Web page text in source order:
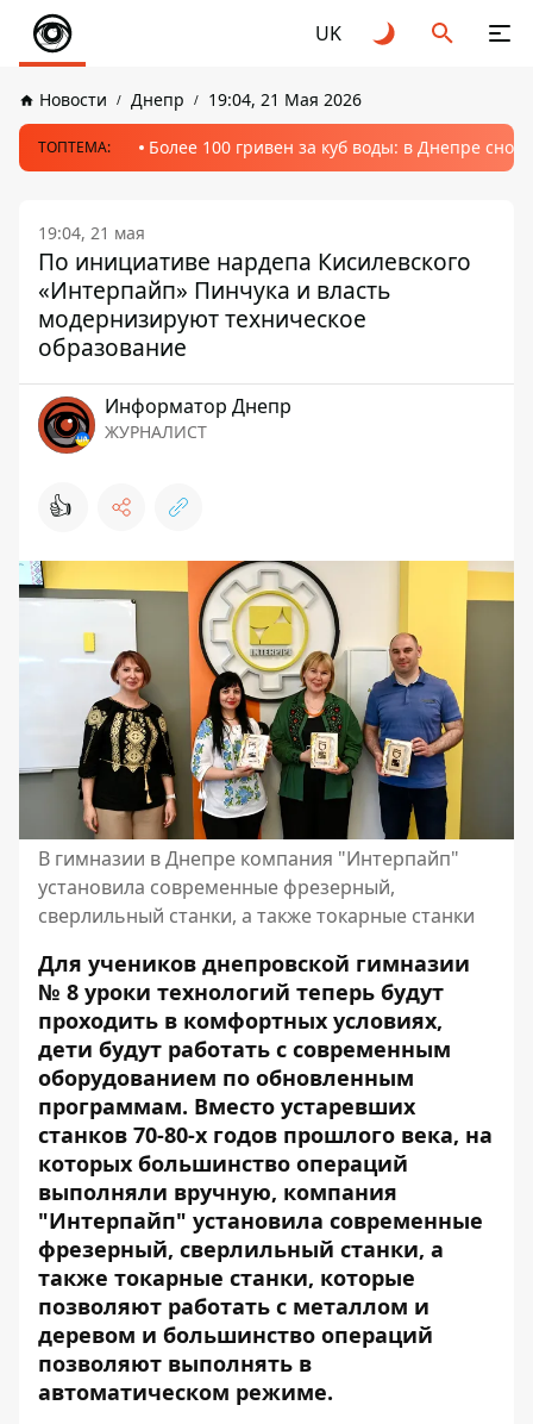
UK
Новости Днепр 19:04, 21 Мая 2026
ТОПТЕМА: Более 100 гривен за куб воды: в Днепре
19:04, 21 мая
По инициативе нардепа Кисилевского
«Интерпайп» Пинчука и власть
модернизируют техническое
образование
Информатор Днепр
ЖУРНАЛИСТ
👍
В гимназии в Днепре компания "Интерпайп"
установила современные фрезерный,
сверлильный станки, а также токарные станки
Для учеников днепровской гимназии
№ 8 уроки технологий теперь будут
проходить в комфортных условиях,
дети будут работать с современным
оборудованием по обновленным
программам. Вместо устаревших
станков 70-80-х годов прошлого века, на
которых большинство операций
выполняли вручную, компания
"Интерпайп" установила современные
фрезерный, сверлильный станки, а
также токарные станки, которые
позволяют работать с металлом и
деревом и большинство операций
позволяют выполнять в
автоматическом режиме.